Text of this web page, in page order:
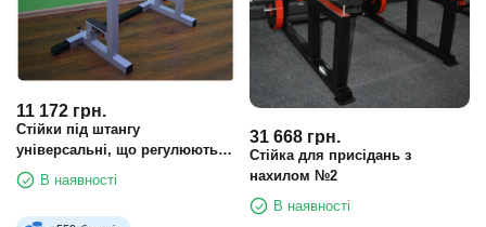
11 172 грн.
Стійки під штангу
універсальні, що регулюються
по висоті і ширині
В наявності
31 668 грн.
Стійка для присідань з
нахилом №2
В наявності